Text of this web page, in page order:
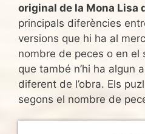
original de la Mona Lisa
principals diferències
versions que hi ha al
nombre de peces o en el
que també n’hi ha algun
diferent de l’obra. Els
segons el nombre de